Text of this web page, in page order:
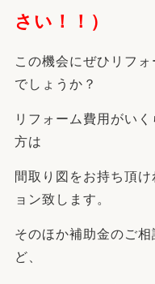
さい！！）
この機会にぜひリフ
でしょうか？
リフォーム費用がい
方は
間取り図をお持ち頂
ョン致します。
そのほか補助金のご
ど、